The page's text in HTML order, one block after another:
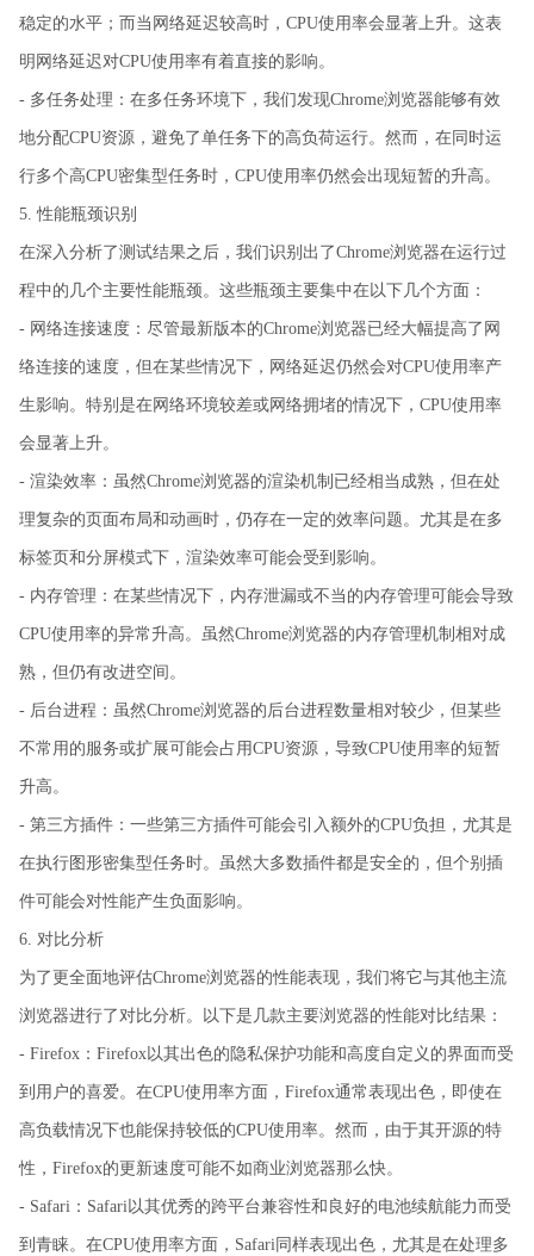
稳定的水平；而当网络延迟较高时，CPU使用率会显著上升。这表
明网络延迟对CPU使用率有着直接的影响。
- 多任务处理：在多任务环境下，我们发现Chrome浏览器能够有效
地分配CPU资源，避免了单任务下的高负荷运行。然而，在同时运
行多个高CPU密集型任务时，CPU使用率仍然会出现短暂的升高。
5. 性能瓶颈识别
在深入分析了测试结果之后，我们识别出了Chrome浏览器在运行过
程中的几个主要性能瓶颈。这些瓶颈主要集中在以下几个方面：
- 网络连接速度：尽管最新版本的Chrome浏览器已经大幅提高了网
络连接的速度，但在某些情况下，网络延迟仍然会对CPU使用率产
生影响。特别是在网络环境较差或网络拥堵的情况下，CPU使用率
会显著上升。
- 渲染效率：虽然Chrome浏览器的渲染机制已经相当成熟，但在处
理复杂的页面布局和动画时，仍存在一定的效率问题。尤其是在多
标签页和分屏模式下，渲染效率可能会受到影响。
- 内存管理：在某些情况下，内存泄漏或不当的内存管理可能会导致
CPU使用率的异常升高。虽然Chrome浏览器的内存管理机制相对成
熟，但仍有改进空间。
- 后台进程：虽然Chrome浏览器的后台进程数量相对较少，但某些
不常用的服务或扩展可能会占用CPU资源，导致CPU使用率的短暂
升高。
- 第三方插件：一些第三方插件可能会引入额外的CPU负担，尤其是
在执行图形密集型任务时。虽然大多数插件都是安全的，但个别插
件可能会对性能产生负面影响。
6. 对比分析
为了更全面地评估Chrome浏览器的性能表现，我们将它与其他主流
浏览器进行了对比分析。以下是几款主要浏览器的性能对比结果：
- Firefox：Firefox以其出色的隐私保护功能和高度自定义的界面而受
到用户的喜爱。在CPU使用率方面，Firefox通常表现出色，即使在
高负载情况下也能保持较低的CPU使用率。然而，由于其开源的特
性，Firefox的更新速度可能不如商业浏览器那么快。
- Safari：Safari以其优秀的跨平台兼容性和良好的电池续航能力而受
到青睐。在CPU使用率方面，Safari同样表现出色，尤其是在处理多